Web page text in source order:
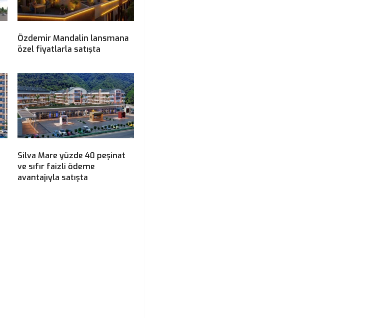
Özdemir Mandalin lansmana
özel fiyatlarla satışta
Silva Mare yüzde 40 peşinat
ve sıfır faizli ödeme
avantajıyla satışta